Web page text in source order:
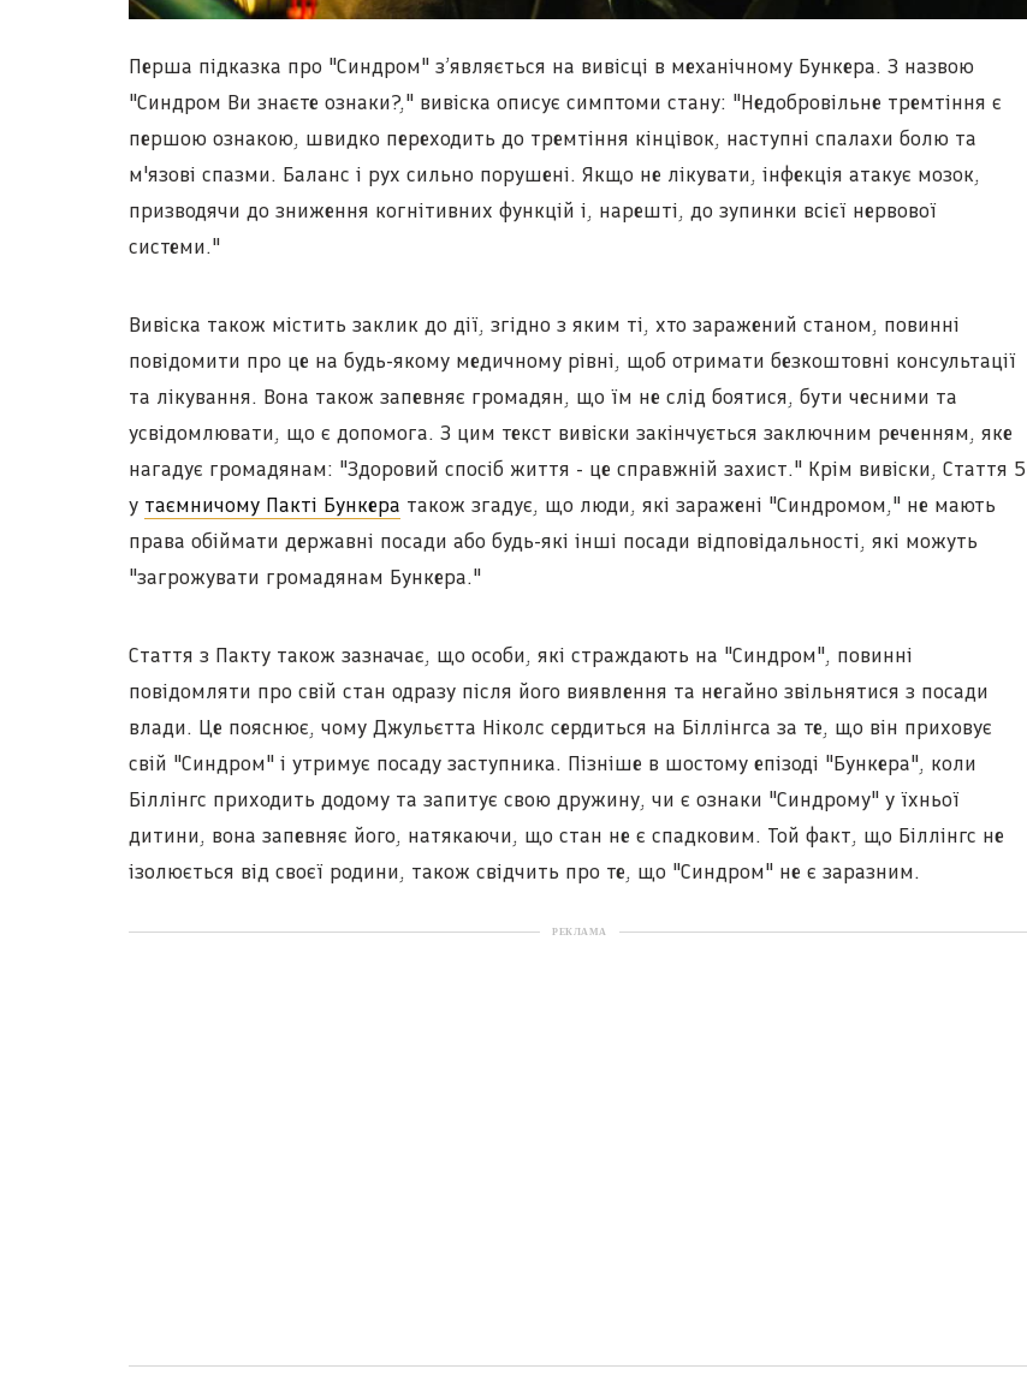
Перша підказка про "Синдром" з’являється на вивісці в механічному Бункера. З назвою
"Синдром Ви знаєте ознаки?," вивіска описує симптоми стану: "Недобровільне тремтіння є
першою ознакою, швидко переходить до тремтіння кінцівок, наступні спалахи болю та
м'язові спазми. Баланс і рух сильно порушені. Якщо не лікувати, інфекція атакує мозок,
призводячи до зниження когнітивних функцій і, нарешті, до зупинки всієї нервової
системи."
Вивіска також містить заклик до дії, згідно з яким ті, хто заражений станом, повинні
повідомити про це на будь-якому медичному рівні, щоб отримати безкоштовні консультації
та лікування. Вона також запевняє громадян, що їм не слід боятися, бути чесними та
усвідомлювати, що є допомога. З цим текст вивіски закінчується заключним реченням, яке
нагадує громадянам: "Здоровий спосіб життя - це справжній захист." Крім вивіски, Стаття 5
у таємничому Пакті Бункера також згадує, що люди, які заражені "Синдромом," не мають
права обіймати державні посади або будь-які інші посади відповідальності, які можуть
"загрожувати громадянам Бункера."
Стаття з Пакту також зазначає, що особи, які страждають на "Синдром", повинні
повідомляти про свій стан одразу після його виявлення та негайно звільнятися з посади
влади. Це пояснює, чому Джульєтта Ніколс сердиться на Біллінгса за те, що він приховує
свій "Синдром" і утримує посаду заступника. Пізніше в шостому епізоді "Бункера", коли
Біллінгс приходить додому та запитує свою дружину, чи є ознаки "Синдрому" у їхньої
дитини, вона запевняє його, натякаючи, що стан не є спадковим. Той факт, що Біллінгс не
ізолюється від своєї родини, також свідчить про те, що "Синдром" не є заразним.
РЕКЛАМА